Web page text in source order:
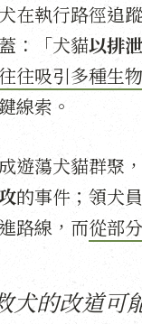
在執行路徑追
：「犬貓以排
往吸引多種生
線索。
遊蕩犬貓群聚
的事件；領犬
路線，而從部
犬的改道可